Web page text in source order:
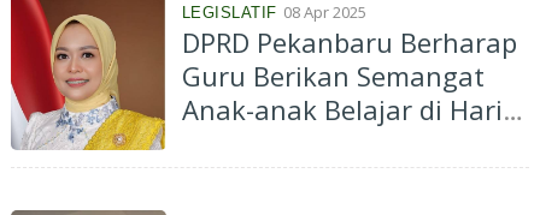
LEGISLATIF 08 Apr 2025
DPRD Pekanbaru Berharap
Guru Berikan Semangat
Anak-anak Belajar di Hari